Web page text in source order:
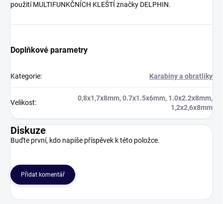
použití MULTIFUNKČNÍCH KLEŠTÍ značky DELPHIN.
Doplňkové parametry
Kategorie: Karabiny a obratlíky
Velikost:
0,8x1,7x8mm, 0.7x1.5x6mm, 1.0x2.2x8mm,
1,2x2,6x8mm
Diskuze
Buďte první, kdo napíše příspěvek k této položce.
Přidat komentář